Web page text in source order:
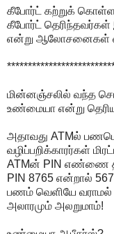
கீபோர்ட் கற்றுக் கொள்ள
கீபோர்ட்
என்று ஆலோசனைகள்
மின்னஞ்சலில் வந்த
உண்மையா என்று
அதாவது ATMல்
வழிப்பறிக்காரர்கள்
ATMன் PIN எண்ணை
PIN 8765 என்றால்
பணம் வெளியே வராமல்
அலாரமும் அலறுமாம்!